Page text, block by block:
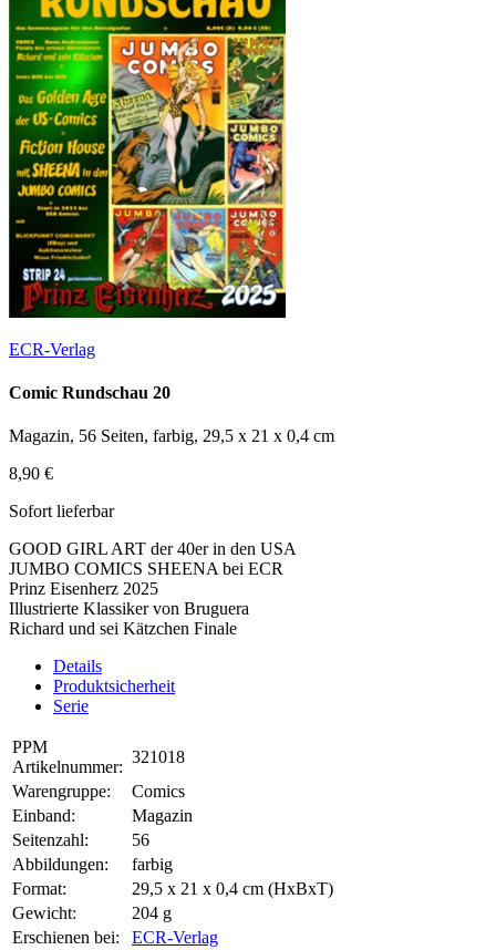
ECR-Verlag
Comic Rundschau 20
Magazin, 56 Seiten, farbig, 29,5 x 21 x 0,4 cm
8,90 €
Sofort lieferbar
GOOD GIRL ART der 40er in den USA
JUMBO COMICS SHEENA bei ECR
Prinz Eisenherz 2025
Illustrierte Klassiker von Bruguera
Richard und sei Kätzchen Finale
Details
Produktsicherheit
Serie
PPM
Artikelnummer:
321018
Warengruppe:
Comics
Einband:
Magazin
Seitenzahl:
56
Abbildungen:
farbig
Format:
29,5 x 21 x 0,4 cm (HxBxT)
Gewicht:
204 g
Erschienen bei:
ECR-Verlag